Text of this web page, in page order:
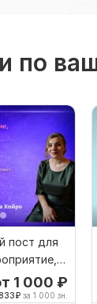
по
пост для
1 000 ₽
833₽ за 1 000 зн.